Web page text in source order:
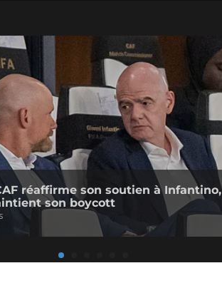
réaffirme son soutien à Infantino,
son boycott